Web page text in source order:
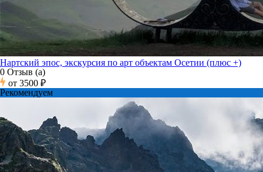
Нартский эпос, экскурсия по арт объектам Осетии (плюс +)
0 Отзыв (а)
от 3500 ₽
Рекомендуем